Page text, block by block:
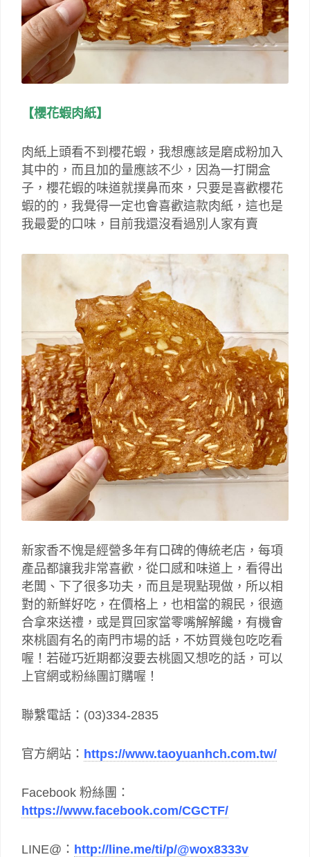
【櫻花蝦肉紙】
肉紙上頭看不到櫻花蝦，我想應該是磨成粉加入
其中的，而且加的量應該不少，因為一打開盒
子，櫻花蝦的味道就撲鼻而來，只要是喜歡櫻花
蝦的的，我覺得一定也會喜歡這款肉紙，這也是
我最愛的口味，目前我還沒看過別人家有賣
新家香不愧是經營多年有口碑的傳統老店，每項
產品都讓我非常喜歡，從口感和味道上，看得出
老闆、下了很多功夫，而且是現點現做，所以相
對的新鮮好吃，在價格上，也相當的親民，很適
合拿來送禮，或是買回家當零嘴解解饞，有機會
來桃園有名的南門市場的話，不妨買幾包吃吃看
喔！若碰巧近期都沒要去桃園又想吃的話，可以
上官網或粉絲團訂購喔！
聯繫電話：(03)334-2835
官方網站： https://www.taoyuanhch.com.tw/
Facebook 粉絲團：
https://www.facebook.com/CGCTF/
LINE@： http://line.me/ti/p/@wox8333v